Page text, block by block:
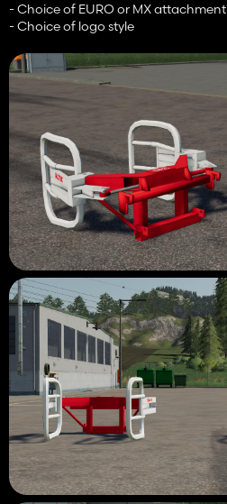
- Choice of EURO or MX attachment
- Choice of logo style